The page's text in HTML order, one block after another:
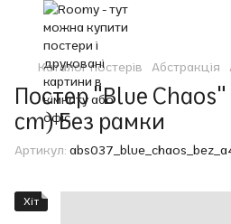
Каталог постерів Абстракція
Постер "Blue
cm) Без рамки
Артикул:
Хіт